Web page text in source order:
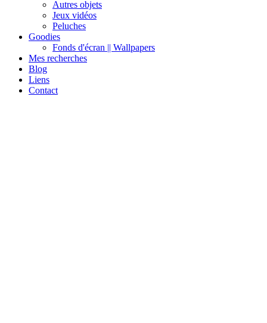
Autres objets
Jeux vidéos
Peluches
Goodies
Fonds d'écran || Wallpapers
Mes recherches
Blog
Liens
Contact